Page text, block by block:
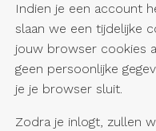
Indien je een account
slaan we een tijdelijke
jouw browser cookies
geen persoonlijke
je je browser sluit.
Zodra je inlogt, zullen